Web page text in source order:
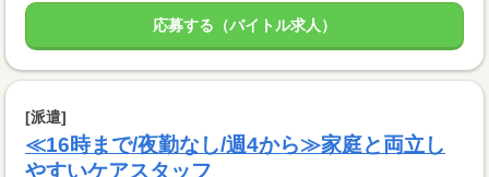
応募する（バイトル求人）
[派遣]
≪16時まで/夜勤なし/週4から≫家庭と両立し
やすいケアスタッフ